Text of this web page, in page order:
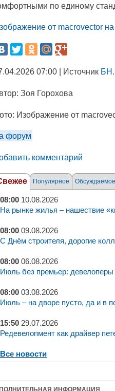
по единому
от macrovector
07:00 | Источник
Зоя Горохова
Изображение от
форум
комментарий
Популярное Обсуждаемое
08:00 10.08.2026
На рынке жилья – нашествие
08:00 09.08.2026
С Днём строителя, дорогие
08:00 06.08.2026
Июль без премьер: девелоперы
08:00 03.08.2026
Июль – на дворе пусто, да и в
15:50 29.07.2026
Редевелопмент как драйвер
Все новости
ИНФОРМАЦИЯ